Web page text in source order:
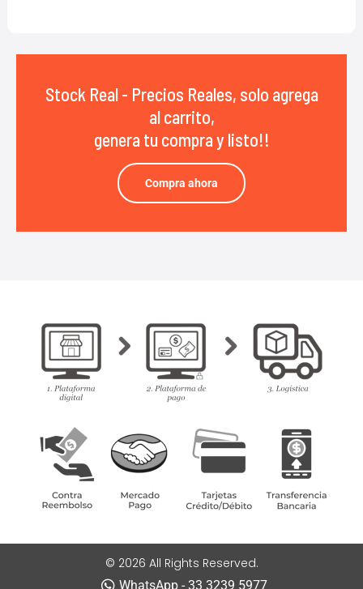
Stock Real - Precios Reales, solo agrega
al carrito,
genera tu compra y listo!!
Compra ahora
© 2026 All Rights Reserved.
WhatsApp - 33 3239 5977